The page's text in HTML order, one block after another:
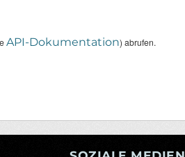
API-Dokumentation) abrufen.